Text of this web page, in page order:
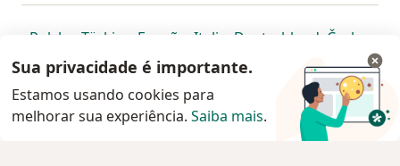
Polska abre num novo separador
Türkiye abre num novo separador
España abre num novo separador
Italia abre num novo
Deutschlandabre num
Česko
Portugal abre num novo separador
, México abre num novo separador
, abre num novo separador
Brasil abre num novoabre num
abre
Colombia abre num novo
www.doctoralia.com.br © 2026 - Agende agora sua
Sua privacidade é importante.
Estamos usando cookies para
melhorar sua experiência. Saiba mais.